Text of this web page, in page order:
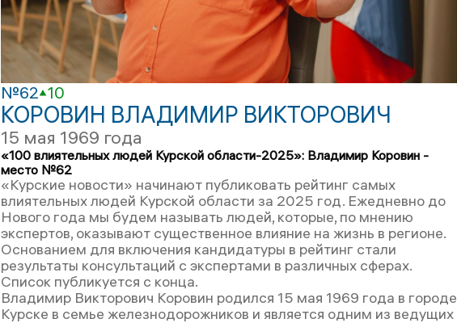
№62 10
КОРОВИН ВЛАДИМИР ВИКТОРОВИЧ
15 мая 1969 года
«100 влиятельных людей Курской области-2025»: Владимир Коровин -
место №62
«Курские новости» начинают публиковать рейтинг самых
влиятельных людей Курской области за 2025 год. Ежедневно до
Нового года мы будем называть людей, которые, по мнению
экспертов, оказывают существенное влияние на жизнь в регионе.
Основанием для включения кандидатуры в рейтинг стали
результаты консультаций с экспертами в различных сферах.
Список публикуется с конца.
Владимир Викторович Коровин родился 15 мая 1969 года в городе
Курске в семье железнодорожников и является одним из ведущих